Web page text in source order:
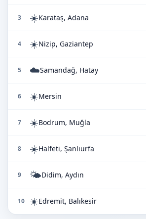
3 ☀️Karataş, Adana
4 ☀️Nizip, Gaziantep
5 ☁️Samandağ, Hatay
6 ☀️Mersin
7 ☀️Bodrum, Muğla
8 ☀️Halfeti, Şanlıurfa
9 🌤️Didim, Aydın
10 ☀️Edremit, Balıkesir